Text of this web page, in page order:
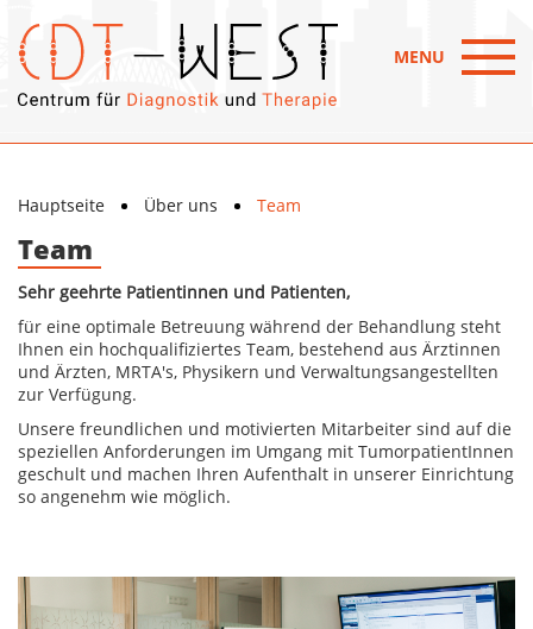
MENU
Hauptseite Über uns Team
Team
Sehr geehrte Patientinnen und Patienten,
für eine optimale Betreuung während der Behandlung steht
Ihnen ein hochqualifiziertes Team, bestehend aus Ärztinnen
und Ärzten, MRTA's, Physikern und Verwaltungsangestellten
zur Verfügung.
Unsere freundlichen und motivierten Mitarbeiter sind auf die
speziellen Anforderungen im Umgang mit TumorpatientInnen
geschult und machen Ihren Aufenthalt in unserer Einrichtung
so angenehm wie möglich.